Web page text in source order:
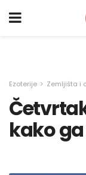
Ezoterije Zemljišta i
kako